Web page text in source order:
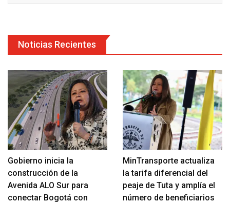
Noticias Recientes
Gobierno inicia la
construcción de la
Avenida ALO Sur para
conectar Bogotá con
MinTransporte actualiza
la tarifa diferencial del
peaje de Tuta y amplía el
número de beneficiarios